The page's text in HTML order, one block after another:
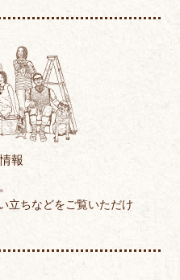
報
立ちなどをご覧いただけ